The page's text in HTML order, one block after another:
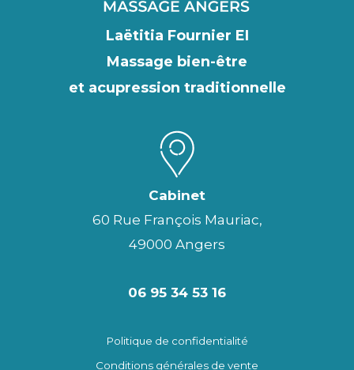
Laëtitia Fournier EI
Massage bien-être
et acupression traditionnelle
Cabinet
60 Rue François Mauriac,
49000 Angers
06 95 34 53 16
Politique de confidentialité
Conditions générales de vente